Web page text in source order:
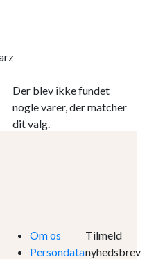
Der blev ikke fundet
nogle varer, der matcher
dit valg.
Om os
Persondata
Tilmeld
nyhedsbrev